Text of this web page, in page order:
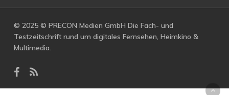
© 2025 © PRECON Medien GmbH Die Fach- und
Testzeitschrift rund um digitales Fernsehen, Heimkino &
Multimedia.
facebook
RSS